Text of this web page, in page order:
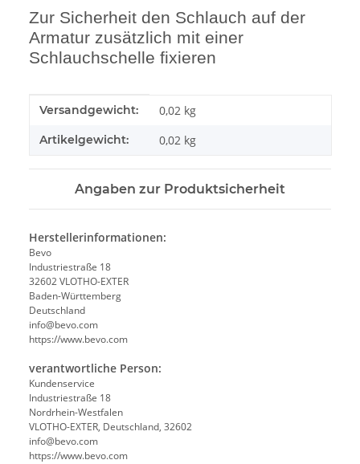
Zur Sicherheit den Schlauch auf der
Armatur zusätzlich mit einer
Schlauchschelle fixieren
Produkteigenschaft
Wert
Versandgewicht: 0,02 kg
Artikelgewicht: 0,02 kg
Angaben zur Produktsicherheit
Herstellerinformationen:
Bevo
Industriestraße 18
32602 VLOTHO-EXTER
Baden-Württemberg
Deutschland
info@bevo.com
https://www.bevo.com
verantwortliche Person:
Kundenservice
Industriestraße 18
Nordrhein-Westfalen
VLOTHO-EXTER, Deutschland, 32602
info@bevo.com
https://www.bevo.com